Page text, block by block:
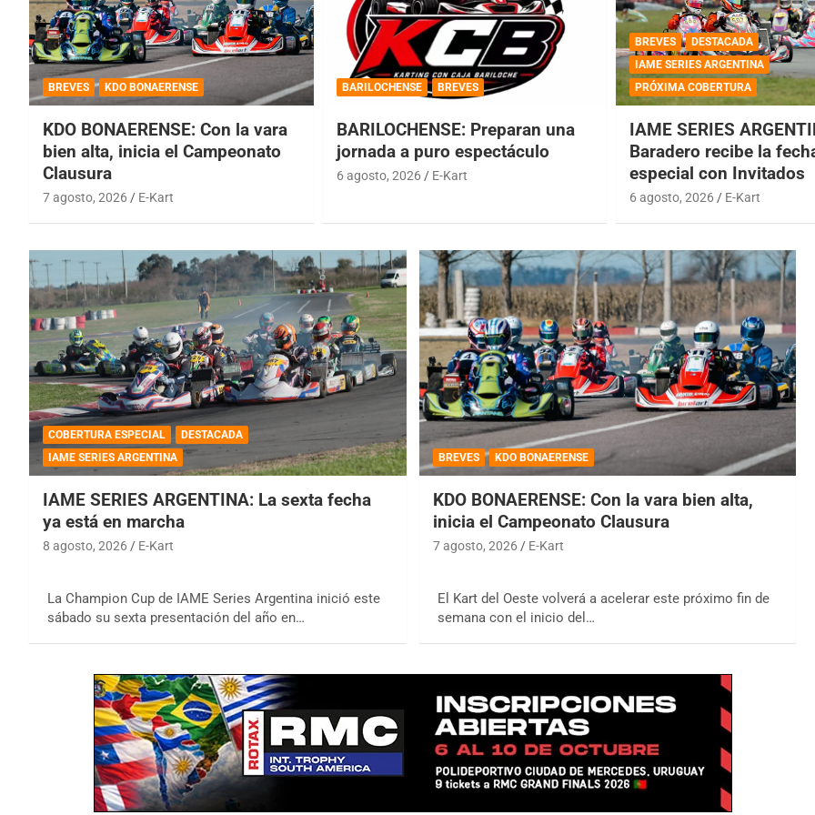
BREVES KDO BONAERENSE
KDO BONAERENSE: Con la vara
bien alta, inicia el Campeonato
Clausura
7 agosto, 2026 E-Kart
BARILOCHENSE BREVES
BARILOCHENSE: Preparan una
jornada a puro espectáculo
6 agosto, 2026 E-Kart
BREVES
DESTACADA
IAME SERIES ARGENTINA
PRÓXIMA COBERTURA
IAME SERIES
Baradero recibe la
especial con Invitados
6 agosto, 2026 E-Kart
COBERTURA ESPECIAL
DESTACADA
IAME SERIES ARGENTINA
IAME SERIES ARGENTINA: La sexta fecha
ya está en marcha
8 agosto, 2026 E-Kart
La Champion Cup de IAME Series Argentina inició este
sábado su sexta presentación del año en…
BREVES KDO BONAERENSE
KDO BONAERENSE: Con la vara bien alta,
inicia el Campeonato Clausura
7 agosto, 2026 E-Kart
El Kart del Oeste volverá a acelerar este próximo fin de
semana con el inicio del…